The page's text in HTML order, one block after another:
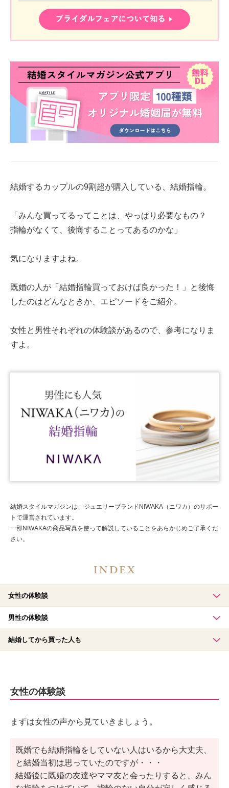
結婚するカップルの9割超が購入している、結婚指輪。
「みんな買ってるってことは、やっぱり必要なもの？
指輪がなくて、後悔することってあるのかな」
気になりますよね。
既婚の人が「結婚指輪買っておけば良かった！」と後悔
したのはどんなときか、エピソードをご紹介。
女性と男性それぞれの体験談があるので、参考になりま
すよ。
結婚スタイルマガジンは、ジュエリーブランドNIWAKA（ニワカ）のサポー
トで運営されています。
一部NIWAKAの商品写真を使って解説していることをあらかじめご了承くだ
さい。
女性の体験談
男性の体験談
結婚してから買った人も
女性の体験談
まずは女性の声から見ていきましょう。
既婚でも結婚指輪をしていない人はいるから大丈夫、
と結婚当初は思っていたのですが・・・
結婚後に既婚の友達やママ友と会ったりすると、みん